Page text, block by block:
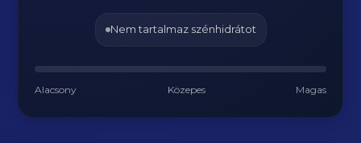
Nem tartalmaz szénhidrátot
Alacsony Közepes Magas